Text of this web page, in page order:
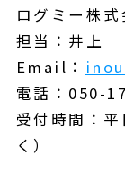
ログミー株式
担当：井上
Email：
電話：050-
受付時間：
く）